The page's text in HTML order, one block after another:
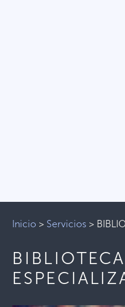
Inicio > Servicios >
BIBLIOTECA